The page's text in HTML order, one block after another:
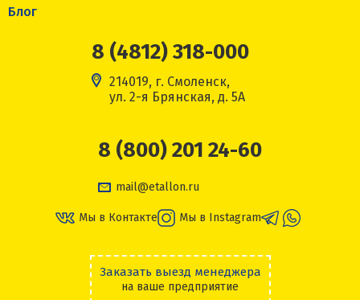
Блог
8 (4812) 318-000
214019, г. Смоленск,
ул. 2-я Брянская, д. 5А
8 (800) 201 24-60
mail@etallon.ru
Мы в Контакте Мы в Instagram
Заказать выезд менеджера
на ваше предприятие